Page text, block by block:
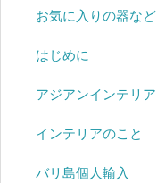
お気に入りの器など
はじめに
アジアンインテリア
インテリアのこと
バリ島個人輸入